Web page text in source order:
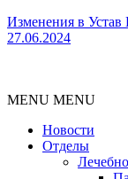
Изменения в
27.06.2024
MENU MENU
Новости
Отделы